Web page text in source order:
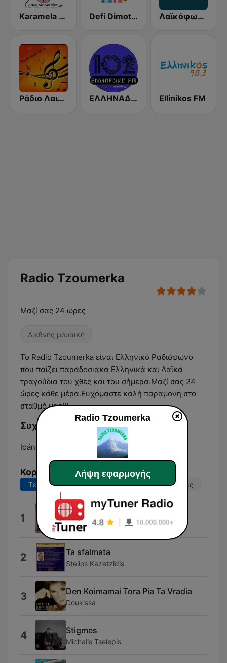
Karamela 92.3 FM Defi Dimotika Tragoudia Λαϊκόφωνο Λαμίας
Ράδιο Λαική Νυχτα ΕΛΛΗΝΑΔΙΚΟ FM (Ellinadiko FM) Ellinikos FM
Radio Tzoumerka
Μαζί σας 24 ώρες
Διεθνής μουσική
Το Radio Tzoumerka είναι Ελληνικό Ραδιόφωνο
που παίζει παραδοσιακα Ελληνικά και Λαϊκά
τραγούδια του χθες και του σήμερα.Μαζί σας 24
ώρες κάθε μέρα.Ευχόμαστε καλή παραμονή στο
σταθμό μας!!!
Συχνότητες Radio Tzoumerka:
Ioánnina:
Κορυφαία τραγούδια
Τελευταίες 7 ημέρες Τελευταίες 30 ημέρες
1 Gabalas Medžio
Atviros Durys
2 Ta sfalmata
Stelios Kazatzidis
3 Den Koimamai Tora Pia Ta Vradia
Doukissa
4 Stigmes
Michalis Tselepis
Radio Tzoumerka
Λήψη εφαρμογής